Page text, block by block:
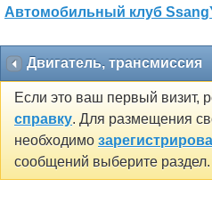
Автомобильный клуб
Двигатель, трансмиссия
Если это ваш первый визит,
справку. Для размещения
необходимо
сообщений выберите раздел.